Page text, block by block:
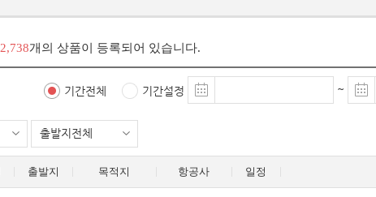
2,738개의 상품이 등록되어 있습니다.
기간전체 기간설정 ~
출발지전체
출발지 목적지 항공사 일정